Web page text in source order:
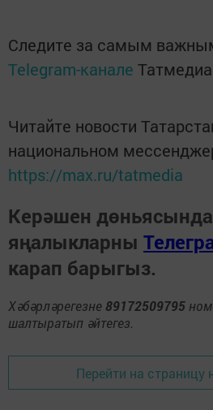
Следите за самым
Telegram-канале Татмедиа
Читайте новости
национальном
https://max.ru/tatmedia
Керәшен
яңалыкларны
карап барыгыз.
Хәбәрләрегезне 89172509795
шалтыратып әйтегез.
Перейти на страницу